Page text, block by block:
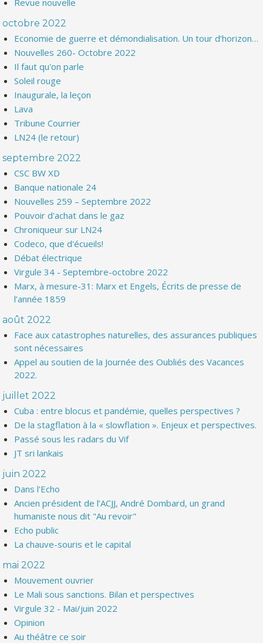
Revue nouvelle
octobre 2022
Economie de guerre et démondialisation. Un tour d’horizon…
Nouvelles 260- Octobre 2022
Il faut qu'on parle
Soleil rouge
Inaugurale, la leçon
Lava
Tribune Courrier
LN24 (le retour)
septembre 2022
CSC BW XD
Banque nationale 24
Nouvelles 259 – Septembre 2022
Pouvoir d'achat dans le gaz
Chroniqueur sur LN24
Codeco, que d'écueils!
Débat électrique
Virgule 34 - Septembre-octobre 2022
Marx, à mesure-31: Marx et Engels, Écrits de presse de
l’année 1859
août 2022
Face aux catastrophes naturelles, des assurances publiques
sont nécessaires
Appel au soutien de la Journée des Oubliés des Vacances
2022.
juillet 2022
Cuba : entre blocus et pandémie, quelles perspectives ?
De la stagflation à la « slowflation ». Enjeux et perspectives.
Passé sous les radars du Vif
JT sri lankais
juin 2022
Dans l'Echo
Ancien président de l’ACJJ, André Dombard, un grand
humaniste nous dit "Au revoir"
Echo public
La chauve-souris et le capital
mai 2022
Mouvement ouvrier
Le Mali sous sanctions. Bilan et perspectives
Virgule 32 - Mai/juin 2022
Opinion
Au théâtre ce soir